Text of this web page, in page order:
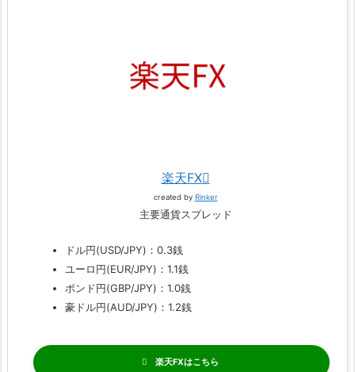
楽天FX
created by Rinker
主要通貨スプレッド
ドル円(USD/JPY)：0.3銭
ユーロ円(EUR/JPY)：1.1銭
ポンド円(GBP/JPY)：1.0銭
豪ドル円(AUD/JPY)：1.2銭
楽天FX